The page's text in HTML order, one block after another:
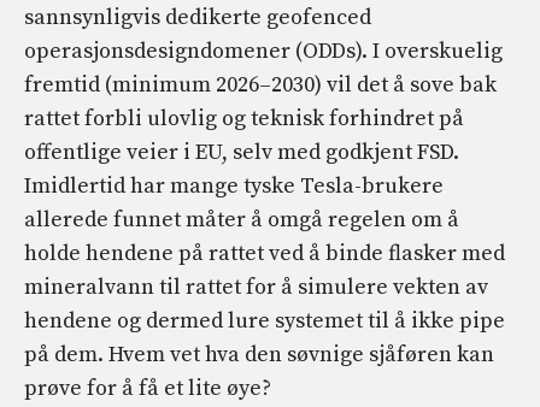
sannsynligvis dedikerte geofenced
operasjonsdesigndomener (ODDs). I overskuelig
fremtid (minimum 2026–2030) vil det å sove bak
rattet forbli ulovlig og teknisk forhindret på
offentlige veier i EU, selv med godkjent FSD.
Imidlertid har mange tyske Tesla-brukere
allerede funnet måter å omgå regelen om å
holde hendene på rattet ved å binde flasker med
mineralvann til rattet for å simulere vekten av
hendene og dermed lure systemet til å ikke pipe
på dem. Hvem vet hva den søvnige sjåføren kan
prøve for å få et lite øye?